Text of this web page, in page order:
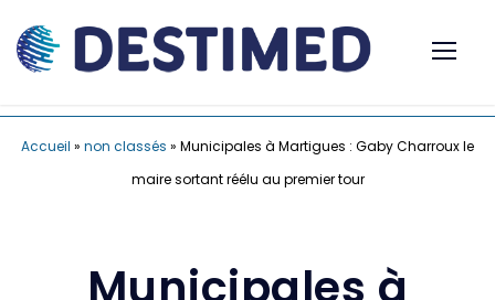
Accueil » non classés » Municipales à Martigues : Gaby Charroux le
maire sortant réélu au premier tour
Municipales à